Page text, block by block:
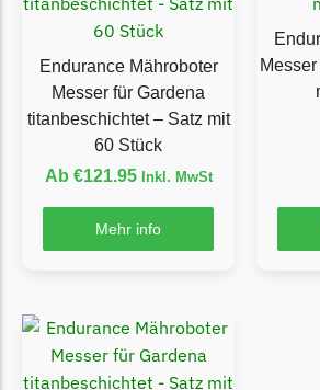
Begrenzungsdraht
Texas
Texas Messer
Begrenzungsdraht
Wiper
Wiper Messer
Begrenzungsdraht
Wolf-Garten Messer
Begrenzungsdraht
Endurance Mähroboter
Messer für Gardena
titanbeschichtet – Satz mit
60 Stück
Ab €121.95 Inkl. MwSt
Mehr info